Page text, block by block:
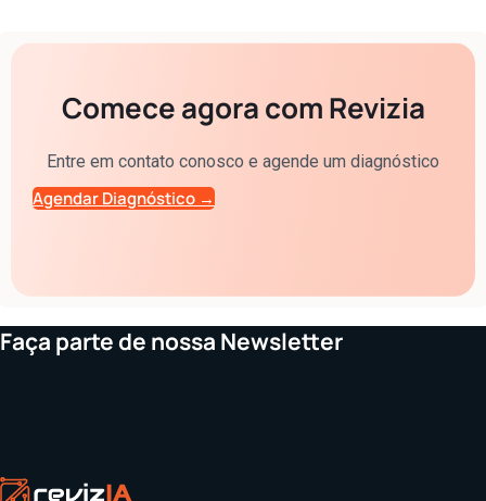
Comece agora com Revizia
Entre em contato conosco e agende um diagnóstico
Agendar Diagnóstico →
Faça parte de nossa Newsletter